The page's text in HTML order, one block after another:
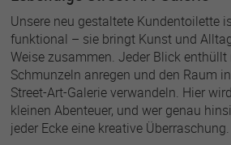
Unsere neu gestaltete Kundentoilette
funktional – sie bringt Kunst und
Weise zusammen. Jeder Blick enthüllt
Schmunzeln anregen und den Raum
Street-Art-Galerie verwandeln. Hier
kleinen Abenteuer, und wer genau
jeder Ecke eine kreative Überraschung.